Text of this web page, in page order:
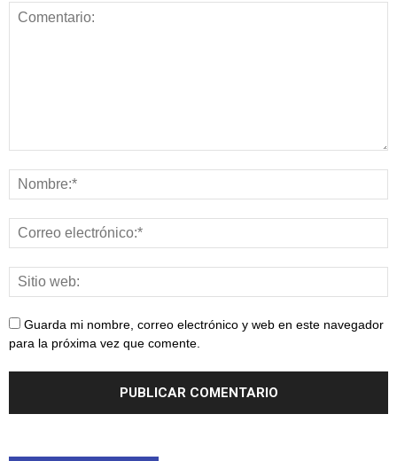
Guarda mi nombre, correo electrónico y web en este navegador
para la próxima vez que comente.